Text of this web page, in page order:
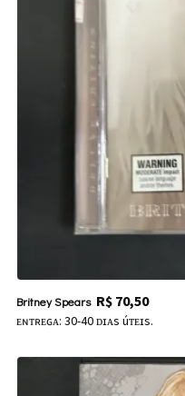
Britney Spears R$70,50
ᴇɴᴛʀᴇɢᴀ: 30-40 ᴅɪᴀs úᴛᴇɪs.